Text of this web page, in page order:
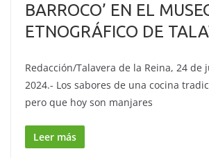
BARROCO’ EN EL
ETNOGRÁFICO DE
Redacción/Talavera de la Reina, 24 de
2024.- Los sabores de una cocina
pero que hoy son manjares
Leer más